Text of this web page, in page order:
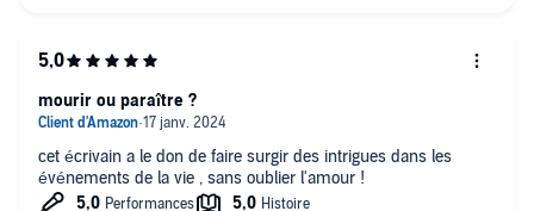
cet écrivain a le don de faire surgir des intrigues dans les
événements de la vie , sans oublier l'amour !
mourir ou paraître ?